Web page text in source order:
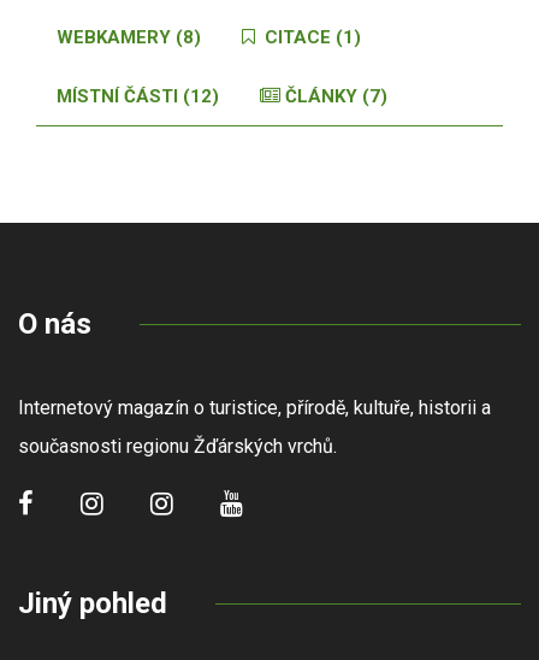
WEBKAMERY (8) CITACE (1)
MÍSTNÍ ČÁSTI (12) ČLÁNKY (7)
O nás
Internetový magazín o turistice, přírodě, kultuře, historii a
současnosti regionu Žďárských vrchů.
Jiný pohled